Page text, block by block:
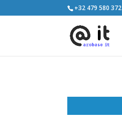
+32 479 580 372